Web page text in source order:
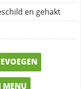
en gehakt
MENU